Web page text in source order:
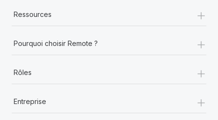
Ressources +
Pourquoi choisir Remote ? +
Rôles +
Entreprise +